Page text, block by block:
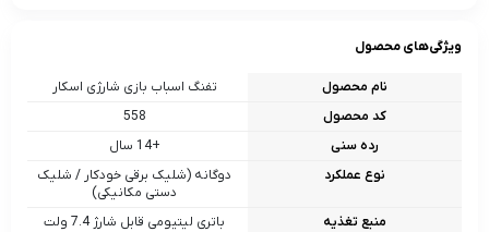
ویژگی‌های محصول
نام محصول
تفنگ اسباب‌ بازی شارژی اسکار
کد محصول
558
رده سنی
+14 سال
نوع عملکرد
دوگانه (شلیک برقی خودکار / شلیک
دستی مکانیکی)
منبع تغذیه
باتری لیتیومی قابل شارژ 7.4 ولت